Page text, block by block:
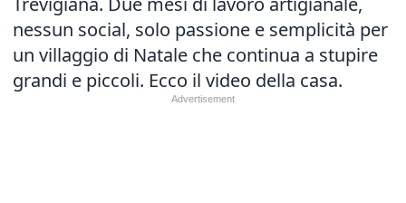
nessun social, solo passione e semplicità per
un villaggio di Natale che continua a stupire
grandi e piccoli. Ecco il video della casa.